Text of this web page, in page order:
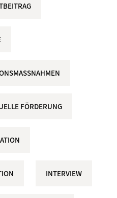
FÖRDERUNG
INTERVIEW